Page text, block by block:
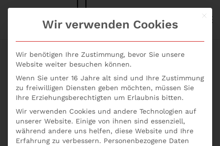
Skip to main content
S+P NEWS
Seminare GmbH
Geschäftsführer online
buchen
Mit
Wir verwenden Cookies
Wir benötigen Ihre Zustimmung, bevor Sie unsere
Website weiter besuchen können.
Wenn Sie unter 16 Jahre alt sind und Ihre Zustimmung
zu freiwilligen Diensten geben möchten, müssen Sie
Ihre Erziehungsberechtigten um Erlaubnis bitten.
Wir verwenden Cookies und andere Technologien auf
unserer Website. Einige von ihnen sind essenziell,
während andere uns helfen, diese Website und Ihre
Erfahrung zu verbessern. Personenbezogene Daten